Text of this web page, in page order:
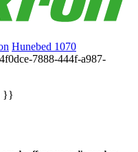
Hunebed 1070
}}